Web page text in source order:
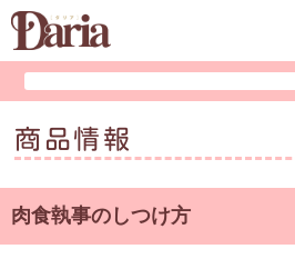
商品情報
肉食執事のしつけ方